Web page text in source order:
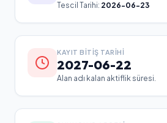
Tescil Tarihi: 2026-06-23
KAYIT BITIŞ TARIHI
2027-06-22
Alan adı kalan aktiflik süresi.